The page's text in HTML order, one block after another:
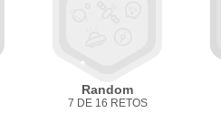
Random
7 DE 16 RETOS